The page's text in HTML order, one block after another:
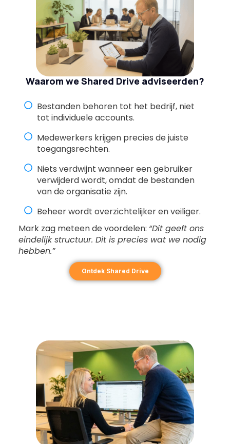
Waarom we Shared Drive adviseerden?
Bestanden behoren tot het bedrijf, niet
tot individuele accounts.
Medewerkers krijgen precies de juiste
toegangsrechten.
Niets verdwijnt wanneer een gebruiker
verwijderd wordt, omdat de bestanden
van de organisatie zijn.
Beheer wordt overzichtelijker en veiliger.
Mark zag meteen de voordelen: “Dit geeft ons
eindelijk structuur. Dit is precies wat we nodig
hebben.”
Ontdek Shared Drive